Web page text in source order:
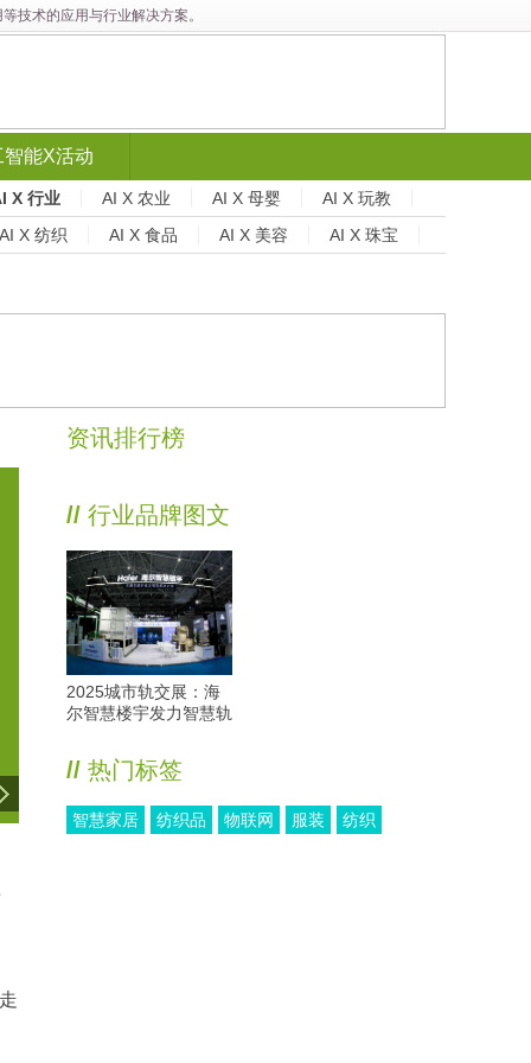
技术的应用与行业解决方案。
智能X活动
X 行业 AI X 农业 AI X 母婴
AI X 玩教
AI X 纺织 AI X 食品 AI X 美容 AI X 珠宝
资讯排行榜
// 行业品牌图文
2025城市轨交展：海
尔智慧楼宇发力智慧轨
// 热门标签
智慧家居 纺织品 物联网 服装 纺织